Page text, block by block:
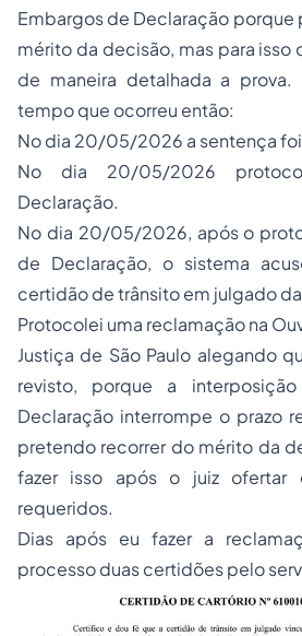
Embargos de Declaração
mérito da decisão, mas para isso
de maneira detalhada a
tempo que ocorreu então:
No dia 20/05/2026 a sentença
No dia 20/05/2026
Declaração.
No dia 20/05/2026, após o
de Declaração, o sistema
certidão de trânsito em julgado
Protocolei uma reclamação na
Justiça de São Paulo alegando
revisto, porque a
Declaração interrompe o prazo
pretendo recorrer do mérito da
fazer isso após o juiz ofertar
requeridos.
Dias após eu fazer a
processo duas certidões pelo